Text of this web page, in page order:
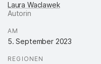
Laura Waclawek
Autorin
AM
5. September 2023
REGIONEN